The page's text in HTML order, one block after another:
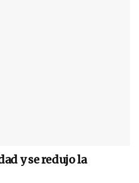
y se redujo la